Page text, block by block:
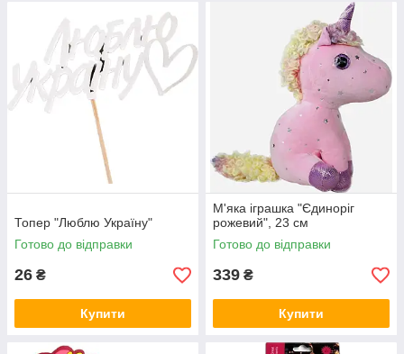
Топер "Люблю Україну"
Готово до відправки
26 ₴
Купити
М'яка іграшка "Єдиноріг
рожевий", 23 см
Готово до відправки
339 ₴
Купити